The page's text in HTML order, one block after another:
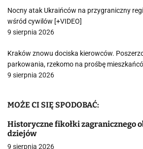
Nocny atak Ukraińców na przygraniczny
wśród cywilów [+VIDEO]
9 sierpnia 2026
Kraków znowu dociska kierowców.
parkowania, rzekomo na prośbę
9 sierpnia 2026
MOŻE CI SIĘ SPODOBAĆ:
Historyczne fikołki zagranicznego
dziejów
9 sierpnia 2026